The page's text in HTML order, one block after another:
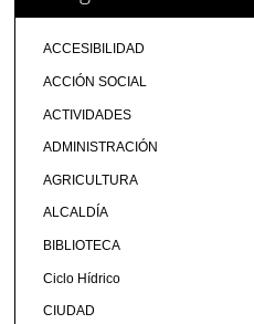
ACCESIBILIDAD
ACCIÓN SOCIAL
ACTIVIDADES
ADMINISTRACIÓN
AGRICULTURA
ALCALDÍA
BIBLIOTECA
Ciclo Hídrico
CIUDAD